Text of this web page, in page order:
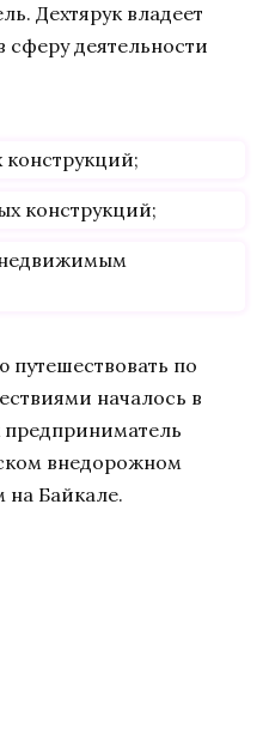
Дехтярук владеет
деятельности
конструкций;
недвижимым
путешествовать по
началось в
предприниматель
внедорожном
на Байкале.